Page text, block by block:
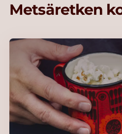
Metsäretken